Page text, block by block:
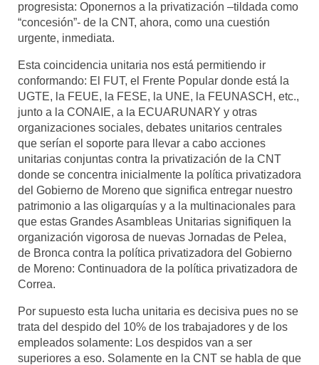
progresista: Oponernos a la privatización –tildada como
“concesión”- de la CNT, ahora, como una cuestión
urgente, inmediata.
Esta coincidencia unitaria nos está permitiendo ir
conformando: El FUT, el Frente Popular donde está la
UGTE, la FEUE, la FESE, la UNE, la FEUNASCH, etc.,
junto a la CONAIE, a la ECUARUNARY y otras
organizaciones sociales, debates unitarios centrales
que serían el soporte para llevar a cabo acciones
unitarias conjuntas contra la privatización de la CNT
donde se concentra inicialmente la política privatizadora
del Gobierno de Moreno que significa entregar nuestro
patrimonio a las oligarquías y a la multinacionales para
que estas Grandes Asambleas Unitarias signifiquen la
organización vigorosa de nuevas Jornadas de Pelea,
de Bronca contra la política privatizadora del Gobierno
de Moreno: Continuadora de la política privatizadora de
Correa.
Por supuesto esta lucha unitaria es decisiva pues no se
trata del despido del 10% de los trabajadores y de los
empleados solamente: Los despidos van a ser
superiores a eso. Solamente en la CNT se habla de que